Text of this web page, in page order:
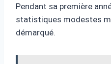
Pendant sa première
statistiques modestes
démarqué.